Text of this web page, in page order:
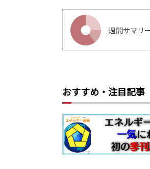
週間サマリ
おすすめ・注目記事